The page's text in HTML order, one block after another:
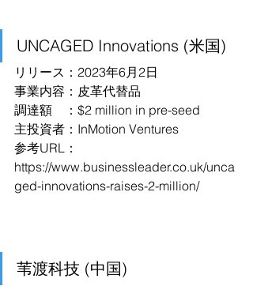
UNCAGED Innovations (米国)
リリース：2023年6月2日
事業内容：皮革代替品
調達額　：$2 million in pre-seed
主投資者：InMotion Ventures
参考URL：
https://www.businessleader.co.uk/unca
ged-innovations-raises-2-million/
苇渡科技 (中国)